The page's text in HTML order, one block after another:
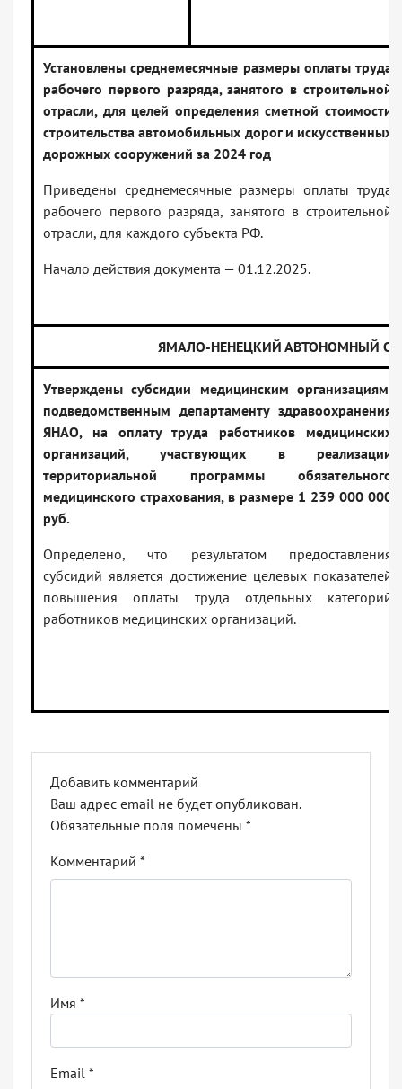
Установлены среднемесячные размеры оплаты труда
рабочего первого разряда, занятого в строительной
отрасли, для целей определения сметной стоимости
строительства автомобильных дорог и искусственных
дорожных сооружений за 2024 год
Приведены среднемесячные размеры оплаты труда
рабочего первого разряда, занятого в строительной
отрасли, для каждого субъекта РФ.
Начало действия документа — 01.12.2025.
ЯМАЛО-НЕНЕЦКИЙ АВТОНОМНЫЙ
Утверждены субсидии медицинским организациям,
подведомственным департаменту здравоохранения
ЯНАО, на оплату труда работников медицинских
организаций, участвующих в реализации
территориальной программы обязательного
медицинского страхования, в размере 1 239 000 000
руб.
Определено, что результатом предоставления
субсидий является достижение целевых показателей
повышения оплаты труда отдельных категорий
работников медицинских организаций.
Добавить комментарий
Ваш адрес email не будет опубликован.
Обязательные поля помечены *
Комментарий *
Имя *
Email *